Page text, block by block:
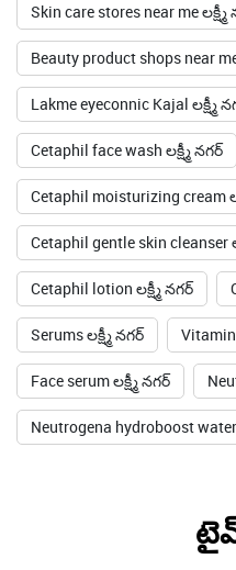
Cetaphil moisturizing cream
Cetaphil gentle skin cleanser
Cetaphil lotion లక్ష్మీ నగర్
Serums లక్ష్మీ నగర్ Vitamin
Face serum లక్ష్మీ నగర్
Neutrogena hydroboost water
The beauty bash of the year is
₹999 & get a ₹200 voucher
waiting for? Head towards